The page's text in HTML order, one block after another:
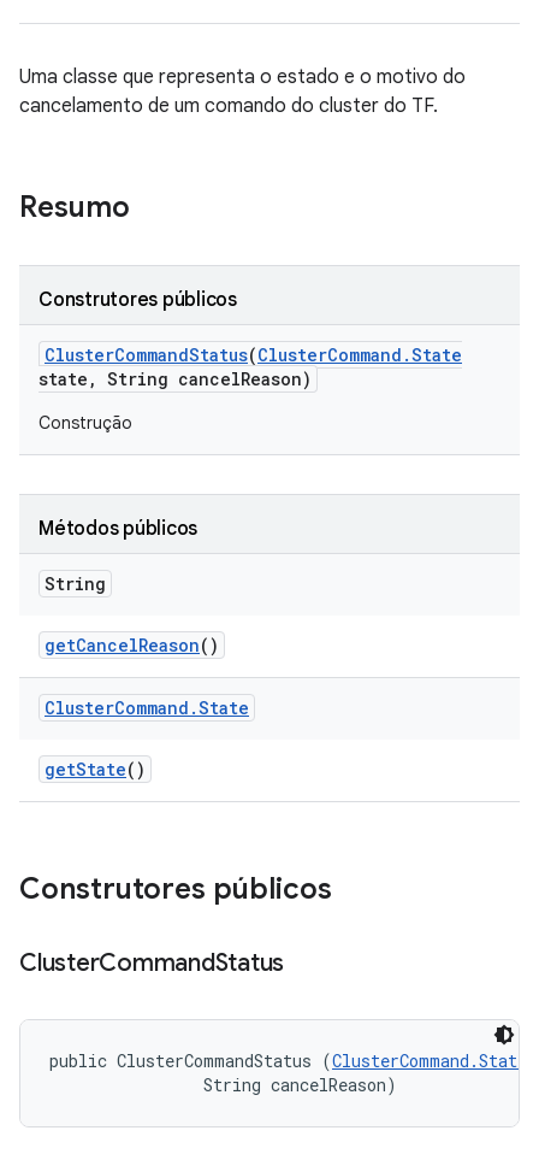
Uma classe que representa o estado e o motivo do
cancelamento de um comando do cluster do TF.
Resumo
Construtores públicos
ClusterCommandStatus(ClusterCommand .State
state , String cancelReason)
Construção
Métodos públicos
String
getCancelReason()
ClusterCommand .State
getState()
Construtores públicos
ClusterCommandStatus
public ClusterCommandStatus (ClusterCommand.State
                String cancelReason)